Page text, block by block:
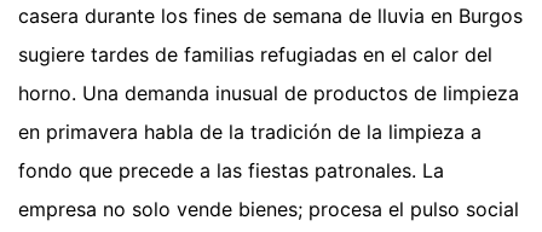
casera durante los fines de semana de lluvia en Burgos
sugiere tardes de familias refugiadas en el calor del
horno. Una demanda inusual de productos de limpieza
en primavera habla de la tradición de la limpieza a
fondo que precede a las fiestas patronales. La
empresa no solo vende bienes; procesa el pulso social